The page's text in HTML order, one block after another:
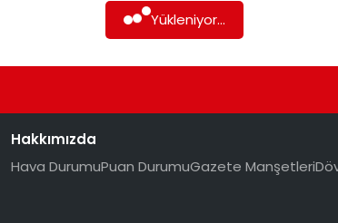
Yükleniyor...
Hakkımızda
Hava DurumuPuan DurumuGazete Manşetleri